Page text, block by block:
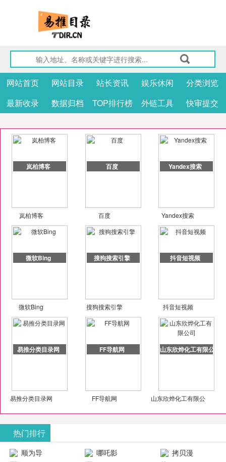
网站首页 网站目录 站长资讯 娱乐休闲
分类浏览
最新收录
数据归档 TOP排行榜 外链工具 快审提交
岚柏博客
岚柏博客
百度
百度
Yandex搜索
Yandex搜索
微软Bing
微软Bing
搜狗搜索引擎
搜狗搜索引擎
抖音短视频
抖音短视频
易推分类目录网
易推分类目录网
FF导航网
FF导航网
山东欣烨化工有限公司
山东欣烨化工有限公
热门排行
顺为导
哪吒影
拷贝漫